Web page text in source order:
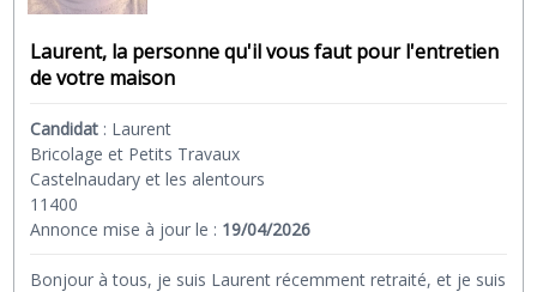
Laurent, la personne qu'il vous faut pour l'entretien
de votre maison
Candidat : Laurent
Bricolage et Petits Travaux
Castelnaudary et les alentours
11400
Annonce mise à jour le : 19/04/2026
Bonjour à tous, je suis Laurent récemment retraité, et je suis